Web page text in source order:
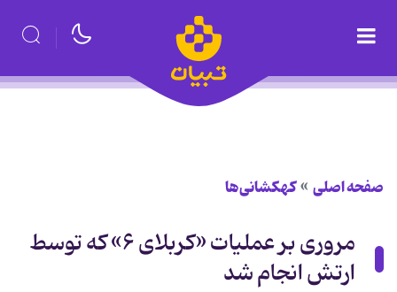
صفحه اصلی کهکشانی‌ها
مروری بر عملیات «کربلای ۶» که توسط
ارتش انجام شد